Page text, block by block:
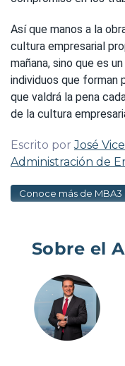
Así que manos a la
cultura empresarial
mañana, sino que es
individuos que forman
que valdrá la pena
de la cultura
Escrito porJosé
Administración de
Conoce más de MBA3
Sobre el